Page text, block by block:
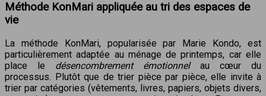
Méthode KonMari appliquée au tri des espaces de
vie
La méthode KonMari, popularisée par Marie Kondo, est
particulièrement adaptée au ménage de printemps, car elle
place le désencombrement émotionnelau cœur du
processus. Plutôt que de trier pièce par pièce, elle invite à
trier par catégories (vêtements, livres, papiers, objets divers,